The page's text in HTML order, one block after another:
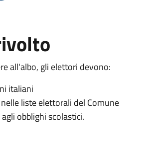
all'albo, gli elettori devono:
italiani
liste elettorali del Comune
obblighi scolastici.